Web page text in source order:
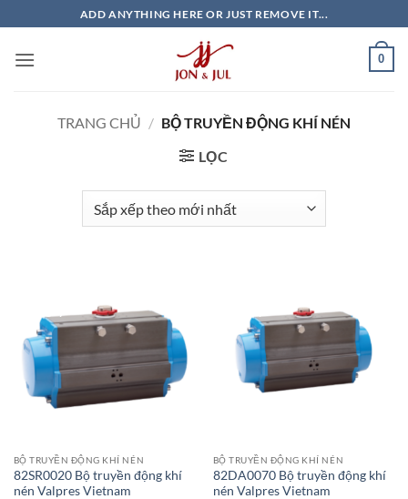
qua
nội
ADD ANYTHING HERE OR JUST REMOVE IT...
0
TRANG CHỦ / BỘ TRUYỀN ĐỘNG KHÍ NÉN
LỌC
BỘ TRUYỀN ĐỘNG KHÍ NÉN
82SR0020 Bộ truyền động khí
nén Valpres Vietnam
BỘ TRUYỀN ĐỘNG KHÍ NÉN
82DA0070 Bộ truyền động khí
nén Valpres Vietnam